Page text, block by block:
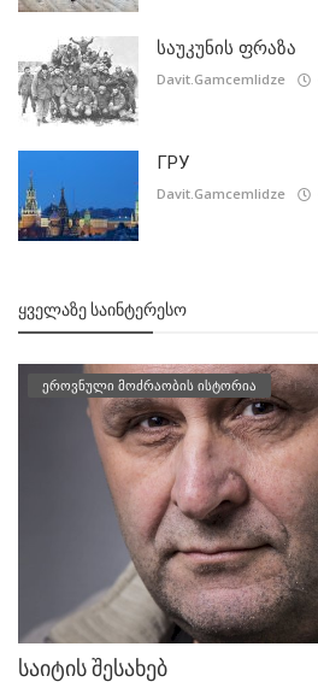
საუკუნის ფრაზა
Davit.Gamcemlidze
ГРУ
Davit.Gamcemlidze
ᲧᲕᲔᲚᲐᲖᲔ ᲡᲐᲘᲜᲢᲔᲠᲔᲡᲝ
ეროვნული მოძრაობის ისტორია
საიტის შესახებ